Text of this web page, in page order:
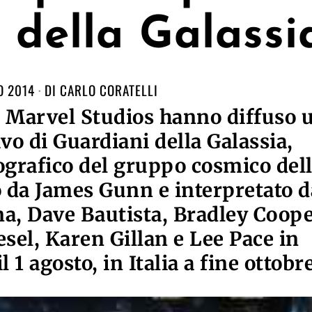
2014 DI CARLO CORATELLI
Marvel Studios hanno diffuso
di Guardiani della Galassia,
del gruppo cosmico
James Gunn e interpretato
Dave Bautista, Bradley
Karen Gillan e Lee Pace in
1 agosto, in Italia a fine